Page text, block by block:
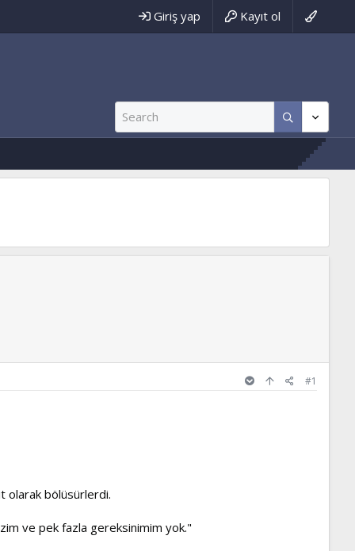
Giriş yap Kayıt ol
#1
olarak bölüsürlerdi.
ve pek fazla gereksinimim yok."